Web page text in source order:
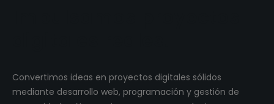
Convertimos ideas en proyectos digitales sólidos
mediante desarrollo web, programación y gestión de